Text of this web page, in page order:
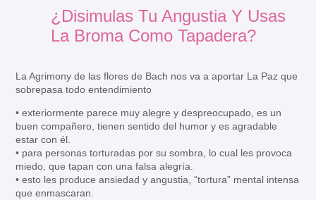
¿Disimulas Tu Angustia Y Usas
La Broma Como Tapadera?
La Agrimony de las flores de Bach nos va a aportar La Paz que
sobrepasa todo entendimiento
• exteriormente parece muy alegre y despreocupado, es un
buen compañero, tienen sentido del humor y es agradable
estar con él.
• para personas torturadas por su sombra, lo cual les provoca
miedo, que tapan con una falsa alegría.
• esto les produce ansiedad y angustia, “tortura” mental intensa
que enmascaran.